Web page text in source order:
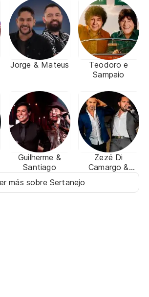
Jorge & Mateus
Teodoro e
Sampaio
Guilherme &
Santiago
Zezé Di
Camargo &
más sobre Sertanejo